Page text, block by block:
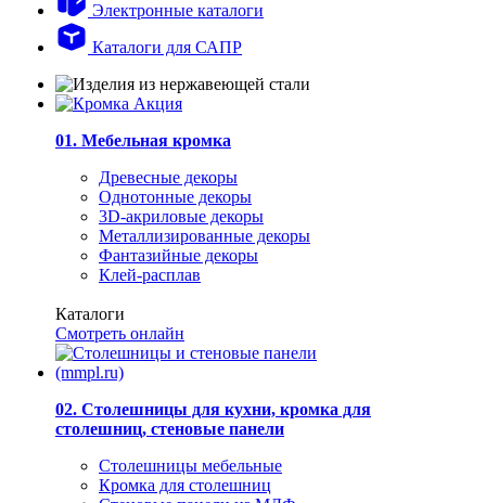
Электронные каталоги
Каталоги для САПР
01. Мебельная кромка
Древесные декоры
Однотонные декоры
3D-акриловые декоры
Металлизированные декоры
Фантазийные декоры
Клей-расплав
Каталоги
Смотреть онлайн
02. Столешницы для кухни, кромка для
столешниц, стеновые панели
Столешницы мебельные
Кромка для столешниц